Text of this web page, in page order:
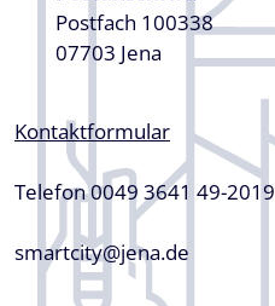
Postfach 100338
07703 Jena
Kontaktformular
Telefon 0049 3641 49-2019
smartcity@jena.de